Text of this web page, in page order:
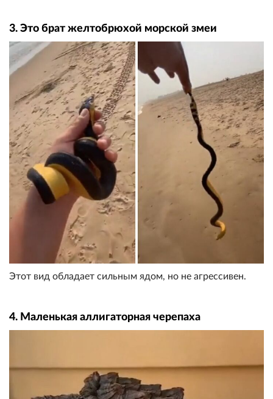
3. Это брат желтобрюхой морской змеи
Этот вид обладает сильным ядом, но не агрессивен.
4. Маленькая аллигаторная черепаха